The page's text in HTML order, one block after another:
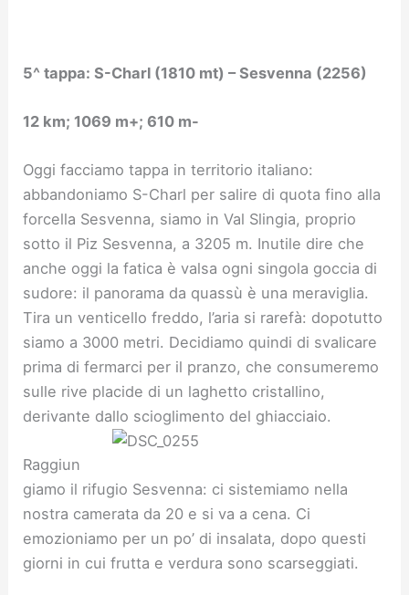
5^ tappa: S-Charl (1810 mt) –Sesvenna (2256)
12 km; 1069 m+; 610 m-
Oggi facciamo tappa in territorio italiano:
abbandoniamo S-Charl per salire di quota fino alla
forcella Sesvenna, siamo in Val Slingia, proprio
sotto il Piz Sesvenna, a 3205 m. Inutile dire che
anche oggi la fatica è valsa ogni singola goccia di
sudore: il panorama da quassù è una meraviglia.
Tira un venticello freddo, l’aria si rarefà: dopotutto
siamo a 3000 metri. Decidiamo quindi di svalicare
prima di fermarci per il pranzo, che consumeremo
sulle rive placide di un laghetto cristallino,
derivante dallo scioglimento del ghiacciaio.
Raggiun
giamo il rifugio Sesvenna: ci sistemiamo nella
nostra camerata da 20 e si va a cena. Ci
emozioniamo per un po’ di insalata, dopo questi
giorni in cui frutta e verdura sono scarseggiati.